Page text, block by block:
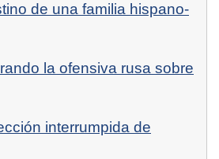
de una familia hispano-
la ofensiva rusa sobre
interrumpida de